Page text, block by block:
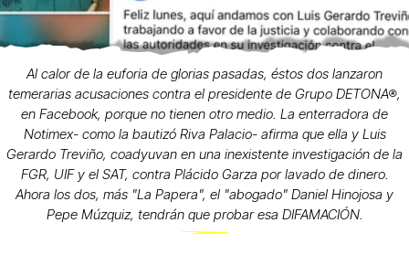
Al calor de la euforia de glorias pasadas, éstos dos lanzaron
temerarias acusaciones contra el presidente de Grupo DETONA®,
en Facebook, porque no tienen otro medio. La enterradora de
Notimex- como la bautizó Riva Palacio- afirma que ella y Luis
Gerardo Treviño, coadyuvan en una inexistente investigación de la
FGR, UIF y el SAT, contra Plácido Garza por lavado de dinero.
Ahora los dos, más "La Papera", el "abogado" Daniel Hinojosa y
Pepe Múzquiz, tendrán que probar esa DIFAMACIÓN.